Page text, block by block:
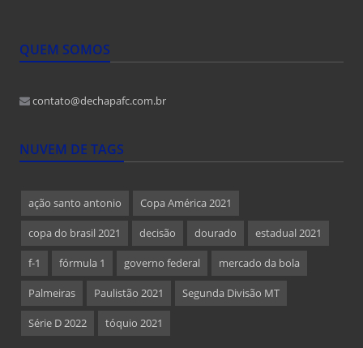
QUEM SOMOS
contato@dechapafc.com.br
NUVEM DE TAGS
ação santo antonio Copa América 2021
copa do brasil 2021 decisão dourado estadual 2021
f-1 fórmula 1 governo federal mercado da bola
Palmeiras Paulistão 2021 Segunda Divisão MT
Série D 2022 tóquio 2021